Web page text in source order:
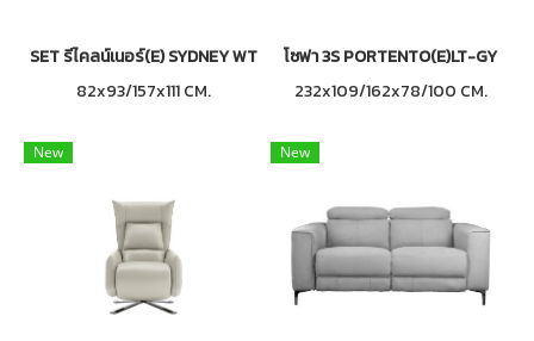
SET รีไคลน์เนอร์(E) SYDNEY WT
82x93/157x111 CM.
โซฟา 3S PORTENTO(E)LT-GY
232x109/162x78/100 CM.
New New